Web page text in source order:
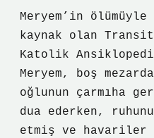
Meryem’in
kaynak olan
Katolik
Meryem, boş
oğlunun çarmıha
dua ederken,
etmiş ve havariler